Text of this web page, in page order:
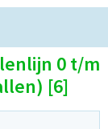
0 t/m
[6]